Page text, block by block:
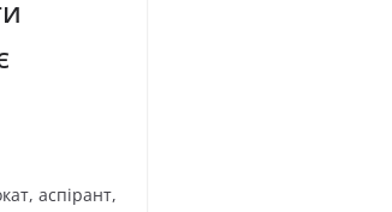
аспірант,